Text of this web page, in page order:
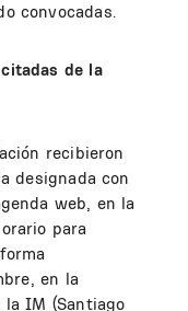
convocadas.
de la
recibieron
designada con
web, en la
para
en la
IM (Santiago